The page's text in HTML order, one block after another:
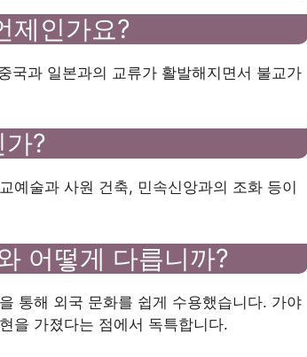
제인가요?
국과 일본과의 교류가 활발해지면서 불교가
?
예술과 사원 건축, 민속신앙과의 조화 등이
어떻게 다릅니까?
통해 외국 문화를 쉽게 수용했습니다. 가야
을 가졌다는 점에서 독특합니다.